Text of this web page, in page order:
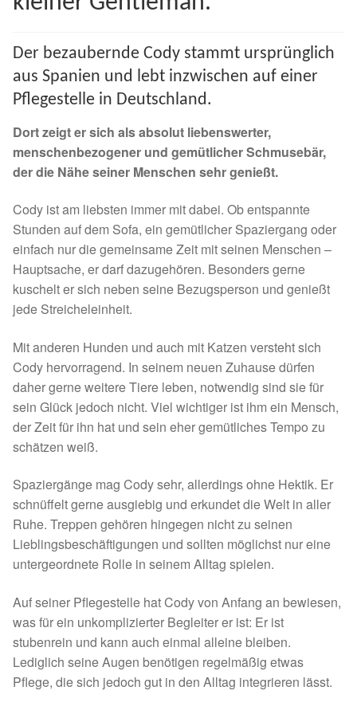
Juli bis Dezember 2023
Januar bis Juni 2023
Spenden 2022
Januar bis Juni 2022
Spenden 2021
Juli bis Dezember 2021
Fördermitgliedschaft
Tierschutz
Auslandstierschutz
Schutzgebühr
Unsere Notnasen
Notnasen in Deutschland
Notnasen noch im Ausland
Notnasen mit Handicap
Der bezaubernde Cody stammt ursprünglich
aus Spanien und lebt inzwischen auf einer
Pflegestelle in Deutschland.
Dort zeigt er sich als absolut liebenswerter,
menschenbezogener und gemütlicher Schmusebär,
der die Nähe seiner Menschen sehr genießt.
Cody ist am liebsten immer mit dabei. Ob entspannte
Stunden auf dem Sofa, ein gemütlicher Spaziergang oder
einfach nur die gemeinsame Zeit mit seinen Menschen –
Hauptsache, er darf dazugehören. Besonders gerne
kuschelt er sich neben seine Bezugsperson und genießt
jede Streicheleinheit.
Mit anderen Hunden und auch mit Katzen versteht sich
Cody hervorragend. In seinem neuen Zuhause dürfen
daher gerne weitere Tiere leben, notwendig sind sie für
sein Glück jedoch nicht. Viel wichtiger ist ihm ein Mensch,
der Zeit für ihn hat und sein eher gemütliches Tempo zu
schätzen weiß.
Spaziergänge mag Cody sehr, allerdings ohne Hektik. Er
schnüffelt gerne ausgiebig und erkundet die Welt in aller
Ruhe. Treppen gehören hingegen nicht zu seinen
Lieblingsbeschäftigungen und sollten möglichst nur eine
untergeordnete Rolle in seinem Alltag spielen.
Auf seiner Pflegestelle hat Cody von Anfang an bewiesen,
was für ein unkomplizierter Begleiter er ist: Er ist
stubenrein und kann auch einmal alleine bleiben.
Lediglich seine Augen benötigen regelmäßig etwas
Pflege, die sich jedoch gut in den Alltag integrieren lässt.